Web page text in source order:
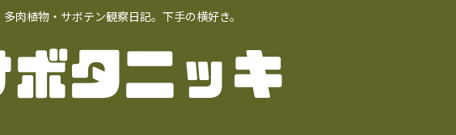
多肉植物・サボテン観察日記。下手の横好き。